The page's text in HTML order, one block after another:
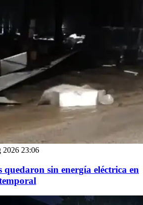
2026 23:06
quedaron sin energía eléctrica en